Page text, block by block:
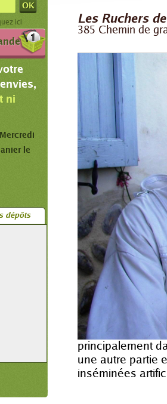
ici
ni
le
dépôts
Les Ruchers
385 Chemin de
Les Ruchers de
Marc et Cindy
Une partie du
principalement
une autre partie
inséminées